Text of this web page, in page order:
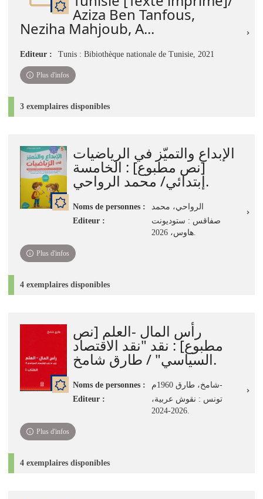
Aziza Ben Tanfous,
Neziha Mahjoub, A...
Editeur : Tunis : Bibiothèque nationale de Tunisie, 2021
Plus d'infos
3 exemplaires disponibles
الإبداع والتميّز في الرياضيات
[نص مطبوع] : الخامسة
إبتدائي/ محمد الرواحي.
Noms de personnes :
الرواحي، محمد
Editeur :
صفاقس : ستوديونت
هاوس، 2026.
Plus d'infos
4 exemplaires disponibles
رأس المال -العلم [نص
مطبوع] : نقد "نقد الاقتصاد
السياسي" / طارق شامخ.
Noms de personnes :
شامخ، طارق 1960م-
Editeur :
تونس : نقوش عربية،
2026-2024.
Plus d'infos
4 exemplaires disponibles